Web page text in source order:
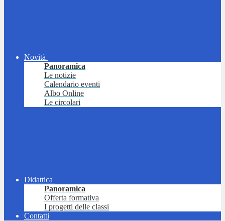
Novità
Panoramica
Le notizie
Calendario eventi
Albo Online
Le circolari
Didattica
Panoramica
Offerta formativa
I progetti delle classi
Contatti